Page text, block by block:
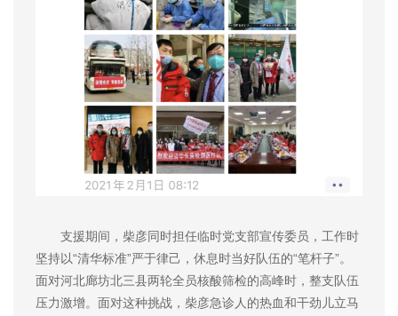
支援期间，柴彦同时担任临时党支部宣传委员，工作时
坚持以“清华标准”严于律己，休息时当好队伍的“笔杆子”。
面对河北廊坊北三县两轮全员核酸筛检的高峰时，整支队伍
压力激增。面对这种挑战，柴彦急诊人的热血和干劲儿立马